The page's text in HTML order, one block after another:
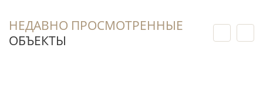
Для индивидуального расчёта запросите у
специалиста оценку арендной доходности,
НЕДАВНО ПРОСМОТРЕННЫЕ
ОБЪЕКТЫ